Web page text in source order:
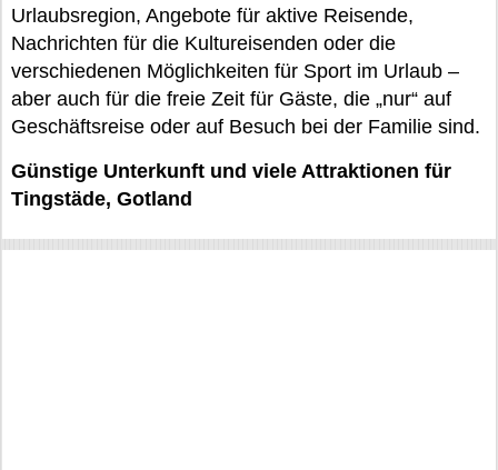
Urlaubsregion, Angebote für aktive Reisende,
Nachrichten für die Kultureisenden oder die
verschiedenen Möglichkeiten für Sport im Urlaub –
aber auch für die freie Zeit für Gäste, die „nur“ auf
Geschäftsreise oder auf Besuch bei der Familie sind.
Günstige Unterkunft und viele Attraktionen für
Tingstäde, Gotland